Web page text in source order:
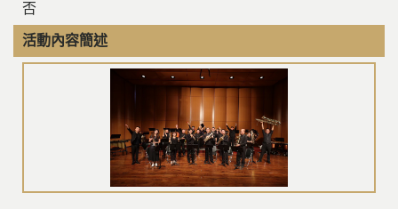
否
活動內容簡述